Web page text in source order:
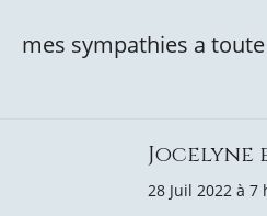
mes sympathies a
28 Juil 2022 à 7